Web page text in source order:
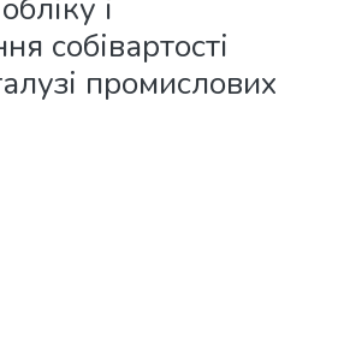
і
собівартості
промислових